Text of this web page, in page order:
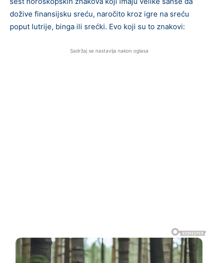
dožive finansijsku sreću, naročito kroz igre na sreću
poput lutrije, binga ili srećki. Evo koji su to znakovi:
Sadržaj se nastavlja nakon oglasa